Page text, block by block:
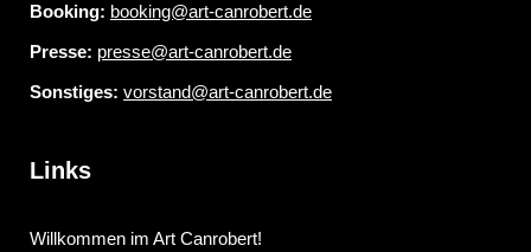
Booking: booking@art-canrobert.de
Presse: presse@art-canrobert.de
Sonstiges: vorstand@art-canrobert.de
Links
Willkommen im Art Canrobert!